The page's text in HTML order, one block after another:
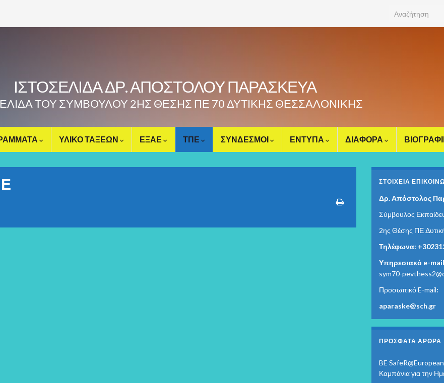
Search for:
ΙΣΤΟΣΕΛΙΔΑ ΔΡ. ΑΠΟΣΤΟΛΟΥ ΠΑΡΑΣΚΕΥΑ
ΤΟΥ ΣΥΜΒΟΥΛΟΥ 2ΗΣ ΘΕΣΗΣ ΠΕ 70 ΔΥΤΙΚΗΣ ΘΕΣΣΑΛΟΝΙΚΗΣ
ΥΛΙΚΟ ΤΑΞΕΩΝ ΕΞΑΕ ΤΠΕ ΣΥΝΔΕΣΜΟΙ ΕΝΤΥΠΑ ΔΙΑΦΟΡΑ
ΣΤΟΙΧΕΊΑ
Δρ. Απόστολος
Σύμβουλος
2ης Θέσης ΠΕ
Τηλέφωνα:
Υπηρεσιακό e-
sym70-
Προσωπικό E-mail:
aparaske@sch.gr
ΠΡΌΣΦΑΤΑ ΆΡΘΡΑ
BE
Καμπάνια για την